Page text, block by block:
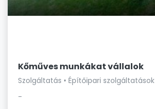
Kőműves munkákat vállalok
Szolgáltatás • Építőipari szolgáltatások
-